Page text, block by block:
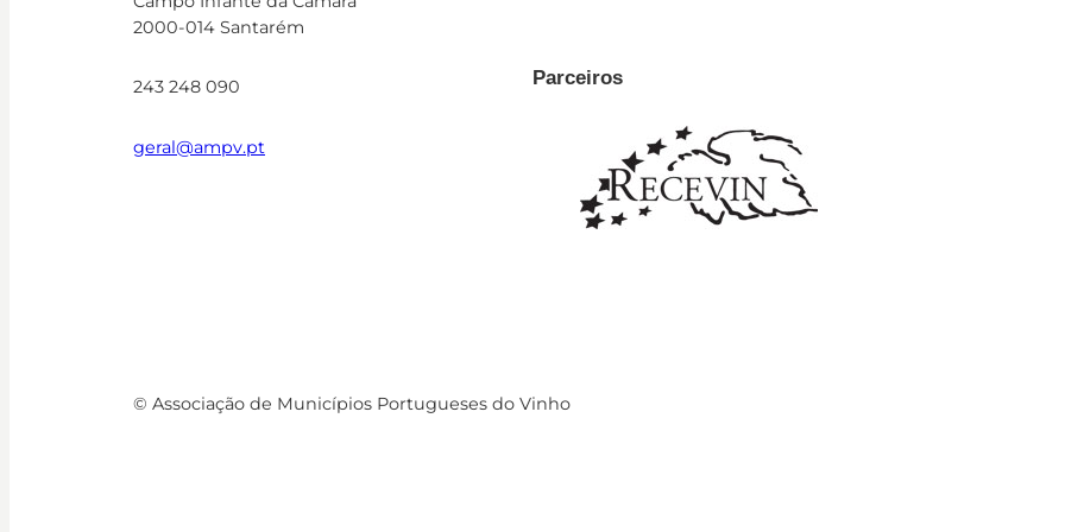
2000-014 Santarém
243 248 090
geral@ampv.pt
Parceiros
© Associação de Municípios Portugueses do Vinho